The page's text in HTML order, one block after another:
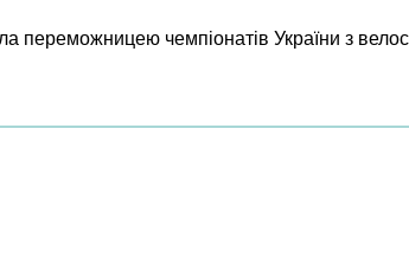
переможницею чемпіонатів України з